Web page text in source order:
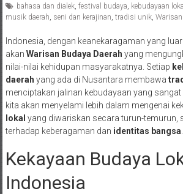
bahasa dan dialek, festival budaya kebudayaan lokal
musik daerah seni dan kerajinan tradisi unik,
Indonesia, dengan keanekaragaman yang
akan Warisan Budaya Daerah yang
nilai-nilai kehidupan masyarakatnya. Setiap
daerah yang ada di Nusantara membawa
menciptakan jalinan kebudayaan yang sangat
kita akan menyelami lebih dalam mengenai
lokal yang diwariskan secara turun-temurun,
terhadap keberagaman dan identitas bangsa
Kekayaan Budaya
Indonesia